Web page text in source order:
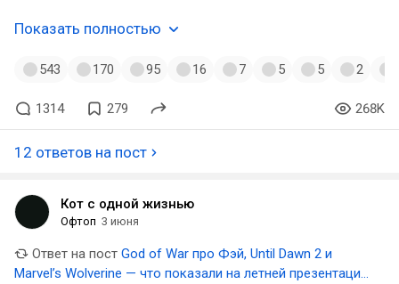
Показать полностью
543 170 95 16 7 5 5 2
1314 279 268K
12 ответов на пост
Кот с одной жизнью
Офтоп 3 июня
Ответ на пост God of War про Фэй, Until Dawn 2 и
Marvel’s Wolverine — что показали на летней презентации